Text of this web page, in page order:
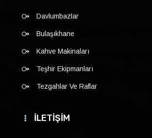
Davlumbazlar
Bulaşıkhane
Kahve Makinaları
Teşhir Ekipmanları
Tezgahlar Ve Raflar
İLETİŞİM